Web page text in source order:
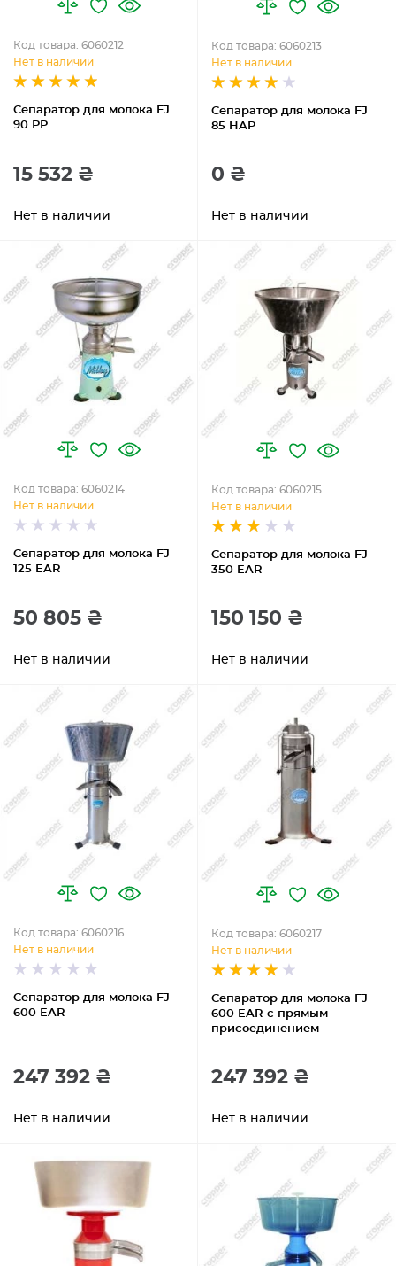
Сепаратор для молока FJ
90 PP
Код товара: 6060212
Нет в наличии
15 532 ₴
Нет в наличии
Сепаратор для молока FJ
85 HAP
Код товара: 6060213
Нет в наличии
0 ₴
Нет в наличии
Сепаратор для молока FJ
125 EAR
Код товара: 6060214
Нет в наличии
50 805 ₴
Нет в наличии
Сепаратор для молока FJ
350 EAR
Код товара: 6060215
Нет в наличии
150 150 ₴
Нет в наличии
Сепаратор для молока FJ
600 EAR
Код товара: 6060216
Нет в наличии
247 392 ₴
Нет в наличии
Сепаратор для молока FJ
600 EAR с прямым
присоединением
Код товара: 6060217
Нет в наличии
247 392 ₴
Нет в наличии